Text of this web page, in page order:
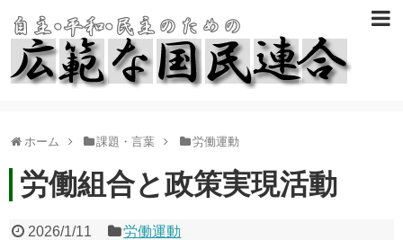
ホーム 課題・言葉 労働運動
労働組合と政策実現活動
2026/1/11 労働運動